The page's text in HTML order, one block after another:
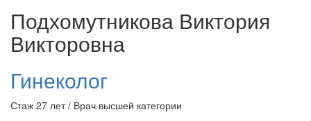
Подхомутникова Виктория
Викторовна
Гинеколог
Стаж 27 лет / Врач высшей категории